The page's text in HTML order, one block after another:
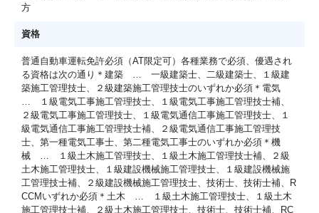
方
資格
普通自動車運転免許必須（AT限定可）各種業務で必須、優遇され
る資格は次の通り＊建築 … 一級建築士、二級建築士、１級建
築施工管理技士、２級建築施工管理技士のいずれか必須＊電気
… １級電気工事施工管理技士、１級電気工事施工管理技士補、
２級電気工事施工管理技士、１級電気通信工事施工管理技士、１
級電気通信工事施工管理技士補、２級電気通信工事施工管理技
士、第一種電気工事士、第二種電気工事士のいずれか必須＊機
械 … １級土木施工管理技士、１級土木施工管理技士補、２級
土木施工管理技士、１級建設機械施工管理技士、１級建設機械施
工管理技士補、２級建設機械施工管理技士、技術士、技術士補、R
CCMいずれか必須＊土木 … １級土木施工管理技士、１級土木
施工管理技士補、２級土木施工管理技士、技術士、技術士補、RC